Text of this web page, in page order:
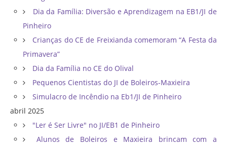
Dia da Família: Diversão e Aprendizagem na EB1/JI de
Pinheiro
Crianças do CE de Freixianda comemoram “A Festa da
Primavera”
Dia da Família no CE do Olival
Pequenos Cientistas do JI de Boleiros-Maxieira
Simulacro de Incêndio na Eb1/JI de Pinheiro
abril 2025
"Ler é Ser Livre" no JI/EB1 de Pinheiro
Alunos de Boleiros e Maxieira brincam com a